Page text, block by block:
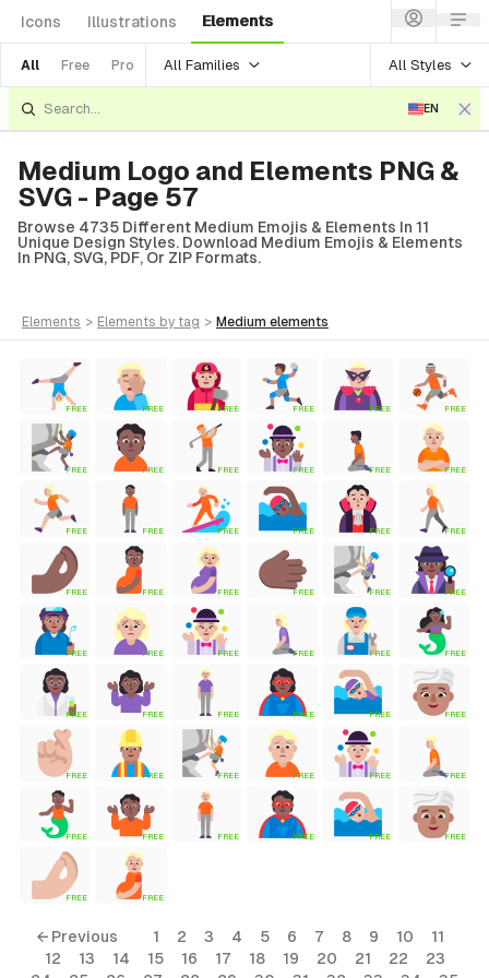
Icons Illustrations Elements
All Free Pro All Families All Styles
EN
Medium Logo and Elements PNG &
SVG - Page 57
Browse 4735 Different Medium Emojis & Elements In 11
Unique Design Styles. Download Medium Emojis & Elements
In PNG, SVG, PDF, Or ZIP Formats.
elements > elements by tag > medium elements
FREE FREE FREE FREE FREE FREE
FREE FREE FREE FREE FREE FREE
FREE FREE FREE FREE FREE FREE
FREE FREE FREE FREE FREE FREE
FREE FREE FREE FREE FREE FREE
FREE FREE FREE FREE FREE FREE
FREE FREE FREE FREE FREE FREE
FREE FREE FREE FREE FREE FREE
FREE FREE
← Previous 1 2 3 4 5 6 7 8 9 10
11
12
13 14 15 16 17 18 19 20 21 22
23